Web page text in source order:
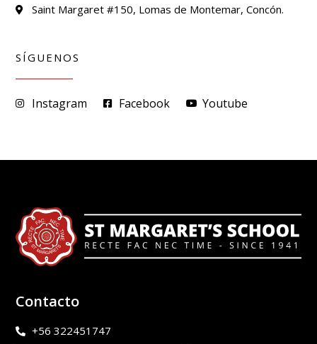
Saint Margaret #150, Lomas de Montemar, Concón.
SÍGUENOS
Instagram Facebook Youtube
Contacto
+56 322451747